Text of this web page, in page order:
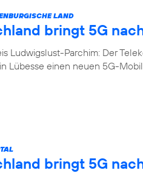
LAND
bringt 5G
Ludwigslust-Parchim: Der
Lübesse einen neuen 5G-
bringt 5G